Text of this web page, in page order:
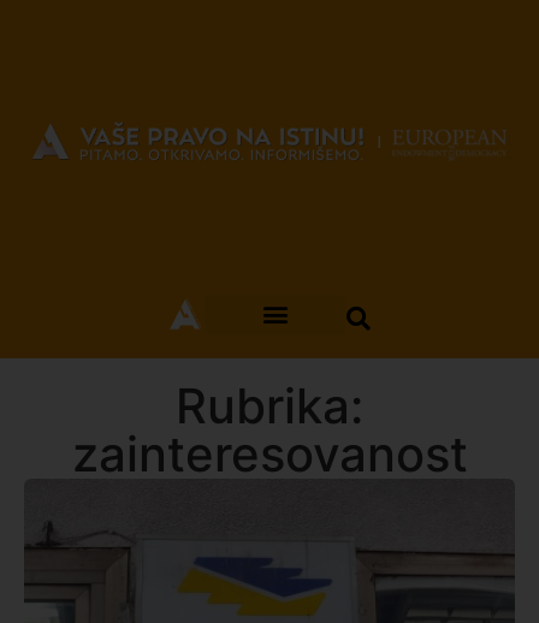
Rubrika:
zainteresovanost